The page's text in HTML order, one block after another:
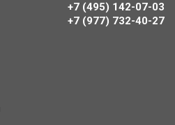
+7 (495) 142-07-03
‎‎+7 (977) 732-40-27